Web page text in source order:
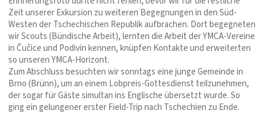
Zeit unserer Exkursion zu weiteren Begegnungen in den Süd-
Westen der Tschechischen Republik aufbrachen. Dort begegneten
wir Scouts (Bündische Arbeit), lernten die Arbeit der YMCA-Vereine
in Čučice und Podivin kennen, knüpfen Kontakte und erweiterten
so unseren YMCA-Horizont.
Zum Abschluss besuchten wir sonntags eine junge Gemeinde in
Brno (Brünn), um an einem Lobpreis-Gottesdienst teilzunehmen,
der sogar für Gäste simultan ins Englische übersetzt wurde. So
ging ein gelungener erster Field-Trip nach Tschechien zu Ende.